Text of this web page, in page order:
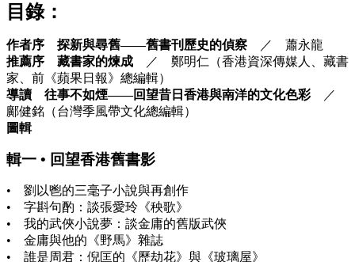
目錄：
作者序 探新與尋舊——舊書刊歷史的偵察 ／ 蕭永龍
推薦序 藏書家的煉成 ／ 鄭明仁（香港資深傳媒人、藏書
家、前《蘋果日報》總編輯）
導讀 往事不如煙——回望昔日香港與南洋的文化色彩／
鄺健銘（台灣季風帶文化總編輯）
圖輯
輯一 • 回望香港舊書影
• 劉以鬯的三毫子小說與再創作
• 字斟句酌：談張愛玲《秧歌》
• 我的武俠小說夢：談金庸的舊版武俠
• 金庸與他的《野馬》雜誌
• 誰是周君：倪匡的《歷劫花》與《玻璃屋》